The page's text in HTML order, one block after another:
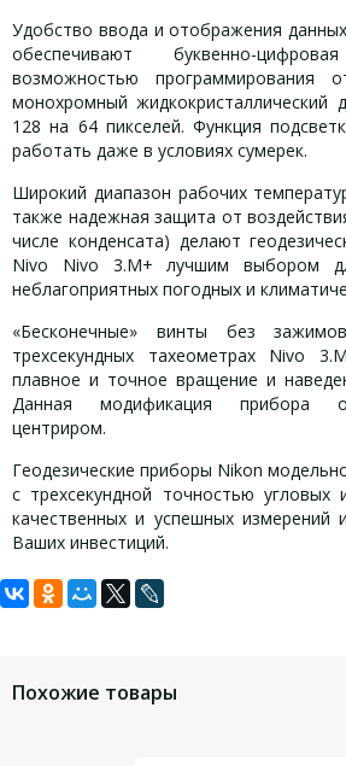
Удобство ввода и отображения
обеспечивают буквенно-
возможностью программирования
монохромный жидкокристаллический
128 на 64 пикселей. Функция
работать даже в условиях сумерек.
Широкий диапазон рабочих
также надежная защита от
числе конденсата) делают
Nivo Nivo 3.M+ лучшим выбором
неблагоприятных погодных и
«Бесконечные» винты без
трехсекундных тахеометрах Nivo
плавное и точное вращение и
Данная модификация прибора
центриром.
Геодезические приборы Nikon
с трехсекундной точностью угловых
качественных и успешных измерений
Ваших инвестиций.
Дальность измерений без
призму
Дальность измерений на
Стандартная комплектация:
трегер,
Задать вопрос
Похожие товары